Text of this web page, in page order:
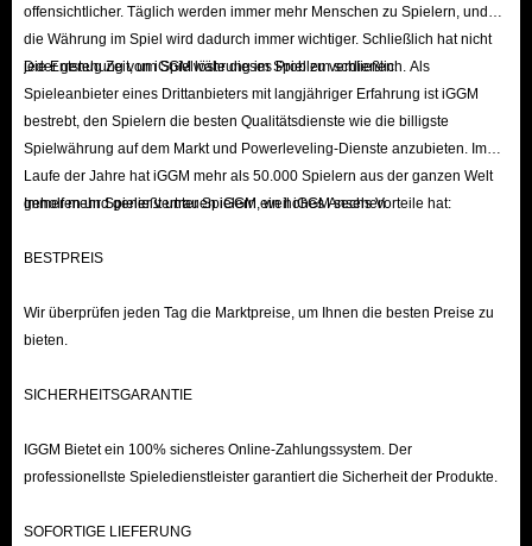
offensichtlicher. Täglich werden immer mehr Menschen zu Spielern, und
die Währung im Spiel wird dadurch immer wichtiger. Schließlich hat nicht
jeder genug Zeit, um Spielwährung im Spiel zu verdienen.
Die Entstehung von iGGM löste dieses Problem schließlich. Als
Spieleanbieter eines Drittanbieters mit langjähriger Erfahrung ist iGGM
bestrebt, den Spielern die besten Qualitätsdienste wie die billigste
Spielwährung auf dem Markt und Powerleveling-Dienste anzubieten. Im
Laufe der Jahre hat iGGM mehr als 50.000 Spielern aus der ganzen Welt
geholfen und genießt unter Spielern ein hohes Ansehen.
Immer mehr Spieler vertrauen iGGM, weil iGGM sechs Vorteile hat:
BESTPREIS
Wir überprüfen jeden Tag die Marktpreise, um Ihnen die besten Preise zu
bieten.
SICHERHEITSGARANTIE
IGGM Bietet ein 100% sicheres Online-Zahlungssystem. Der
professionellste Spieledienstleister garantiert die Sicherheit der Produkte.
SOFORTIGE LIEFERUNG